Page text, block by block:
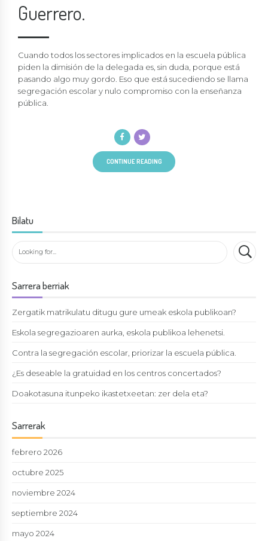
Guerrero.
Cuando todos los sectores implicados en la escuela pública
piden la dimisión de la delegada es, sin duda, porque está
pasando algo muy gordo. Eso que está sucediendo se llama
segregación escolar y nulo compromiso con la enseñanza
pública.
CONTINUE READING
Bilatu
Sarrera berriak
Zergatik matrikulatu ditugu gure umeak eskola publikoan?
Eskola segregazioaren aurka, eskola publikoa lehenetsi.
Contra la segregación escolar, priorizar la escuela pública.
¿Es deseable la gratuidad en los centros concertados?
Doakotasuna itunpeko ikastetxeetan: zer dela eta?
Sarrerak
febrero 2026
octubre 2025
noviembre 2024
septiembre 2024
mayo 2024